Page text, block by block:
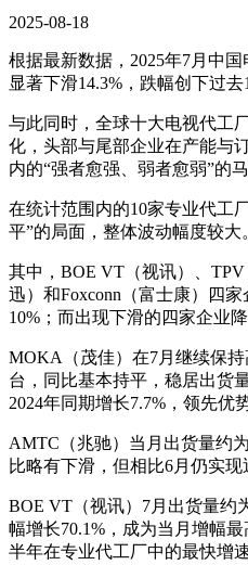
2025-08-18
根据最新数据，2025年7月中
显著下滑14.3%，跌幅创下过去
与此同时，全球十大电视代工
化，头部与尾部企业在产能与
内的“强者愈强、弱者愈弱”的
在统计范围内的10家专业代工
平”的局面，整体波动幅度较大
其中，BOE VT（视讯）、TPV
迅）和Foxconn（富士康）四
10%；而出现下滑的四家企业降
MOKA（茂佳）在7月继续保
台，同比基本持平，稳居出货
2024年同期增长7.7%，领先优
AMTC（兆驰）当月出货量约
比略有下滑，但相比6月仍实现
BOE VT（视讯）7月出货量约
幅增长70.1%，成为当月增幅
半年在专业代工厂中的最快增速